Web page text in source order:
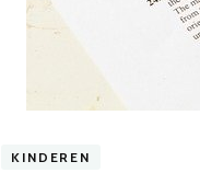
KINDEREN